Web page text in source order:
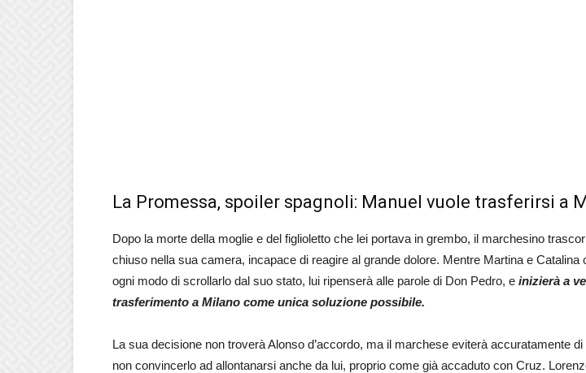
La Promessa, spoiler spagnoli: Manuel vuole trasferirsi a
Dopo la morte della moglie e del figlioletto che lei portava in grembo, il marchesino
chiuso nella sua camera, incapace di reagire al grande dolore. Mentre Martina e Catalina
ogni modo di scrollarlo dal suo stato, lui ripenserà alle parole di Don Pedro, e inizierà a
trasferimento a Milano come unica soluzione possibile.
La sua decisione non troverà Alonso d’accordo, ma il marchese eviterà accuratamente
non convincerlo ad allontanarsi anche da lui, proprio come già accaduto con Cruz.